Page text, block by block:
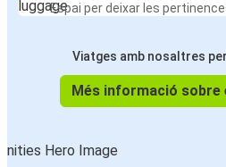
Espai per deixar les
Viatges amb nosaltres
Més informació sobre